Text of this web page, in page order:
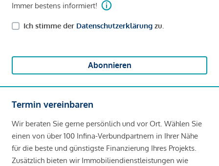
Immer bestens informiert!
Ich stimme der Datenschutzerklärung zu.
Abonnieren
Termin vereinbaren
Wir beraten Sie gerne persönlich und vor Ort. Wählen Sie
einen von über 100 Infina-Verbundpartnern in Ihrer Nähe
für die beste und günstigste Finanzierung Ihres Projekts.
Zusätzlich bieten wir Immobiliendienstleistungen wie